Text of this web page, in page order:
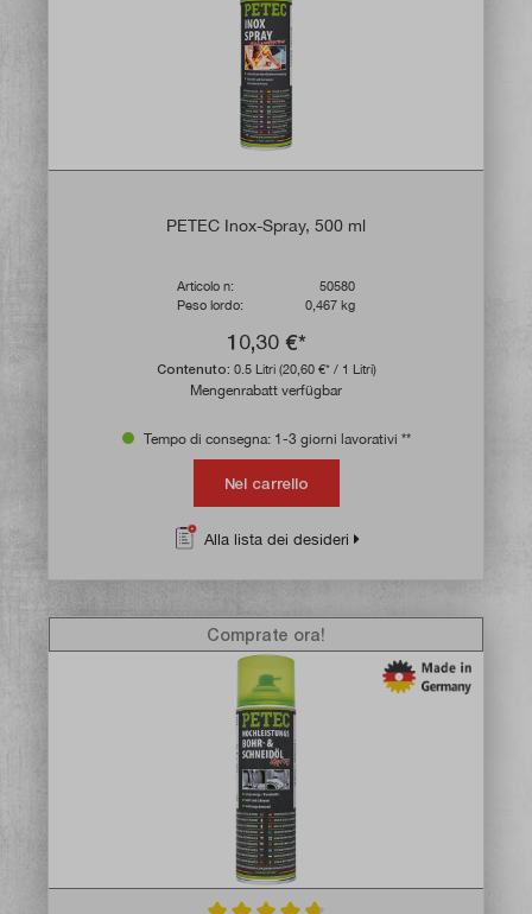
PETEC Inox-Spray, 500 ml
Articolo n:
50580
Peso lordo:
0,467 kg
10,30 €*
Contenuto: 0.5 Litri (20,60 €* / 1 Litri)
Mengenrabatt verfügbar
Tempo di consegna: 1-3 giorni lavorativi **
Nel carrello
Alla lista dei desideri
Comprate ora!